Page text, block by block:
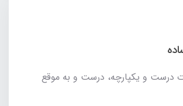
درست و یکپارچه، درست و به موقع